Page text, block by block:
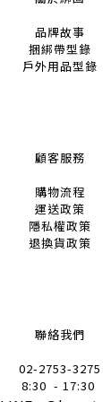
品牌故事
捆綁帶型錄
戶外用品型錄
顧客服務
購物流程
運送政策
隱私權政策
退換貨政策
聯絡我們
02-2753-3275
8:30 - 17:30